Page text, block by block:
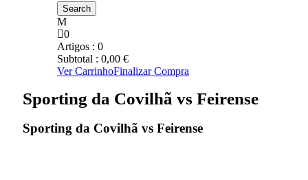
0
Artigos : 0
Subtotal : 0,00 €
Ver CarrinhoFinalizar Compra
Sporting da Covilhã vs Feirense
Sporting da Covilhã vs Feirense